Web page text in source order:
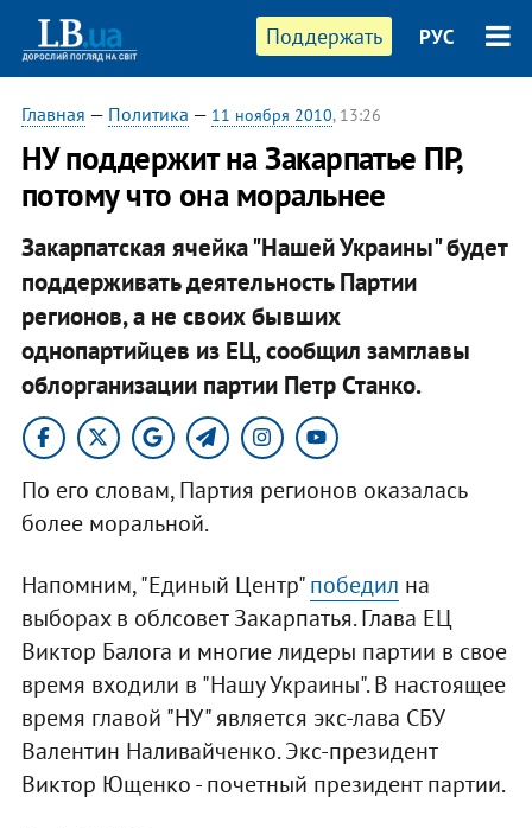
Поддержать РУС
Главная — Политика — 11 ноября 2010, 13:26
НУ поддержит на Закарпатье ПР,
потому что она моральнее
Закарпатская ячейка "Нашей Украины" будет
поддерживать деятельность Партии
регионов, а не своих бывших
однопартийцев из ЕЦ, сообщил замглавы
облорганизации партии Петр Станко.
По его словам, Партия регионов оказалась
более моральной.
Напомним, "Единый Центр"победил на
выборах в облсовет Закарпатья. Глава ЕЦ
Виктор Балога и многие лидеры партии в свое
время входили в "Нашу Украины". В настоящее
время главой "НУ" является экс-лава СБУ
Валентин Наливайченко. Экс-президент
Виктор Ющенко - почетный президент партии.